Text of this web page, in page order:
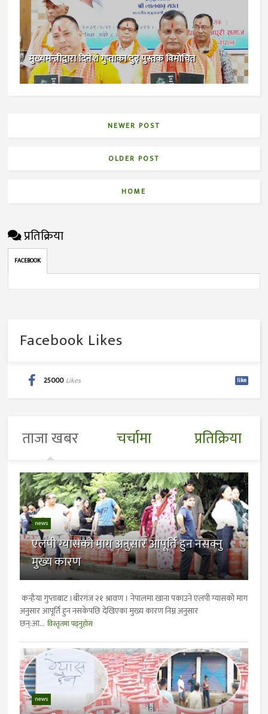
मुख्यमन्त्रीद्वारा दिनेश गुप्ताका दुइ पुस्तक विमाेचित
NEWER POST
OLDER POST
HOME
प्रतिक्रिया
FACEBOOK
Facebook Likes
25000 Likes like
ताजा खबर चर्चामा प्रतिक्रिया
news
एलपी ग्यासको माग अनुसार आपूर्ति हुन नसक्नु
मुख्य कारण
कन्हैया गुप्ताबाट ।बीरगंज २१ श्रावण । नेपालमा खाना पकाउने एलपी ग्यासको माग
अनुसार आपूर्ति हुन नसकेपछि देखिएका मुख्य कारण निम्न अनुसार
छन्:आ... विस्तृतमा पढ्नुहोस
news